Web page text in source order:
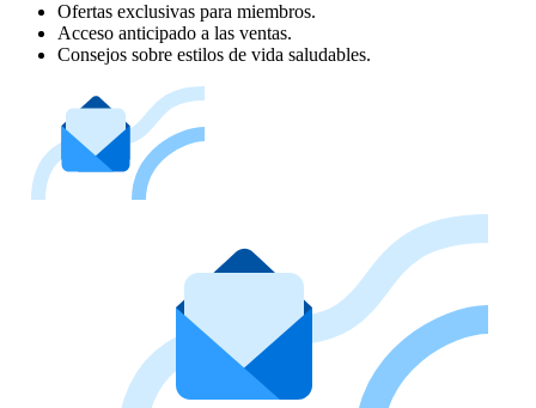
Ofertas exclusivas para miembros.
Acceso anticipado a las ventas.
Consejos sobre estilos de vida saludables.